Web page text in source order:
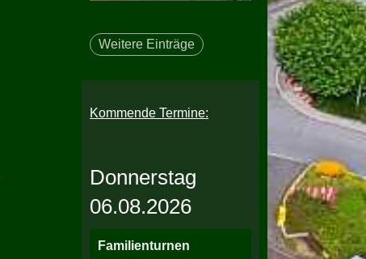
Weitere Einträge
Kommende Termine:
Donnerstag
06.08.2026
Familienturnen